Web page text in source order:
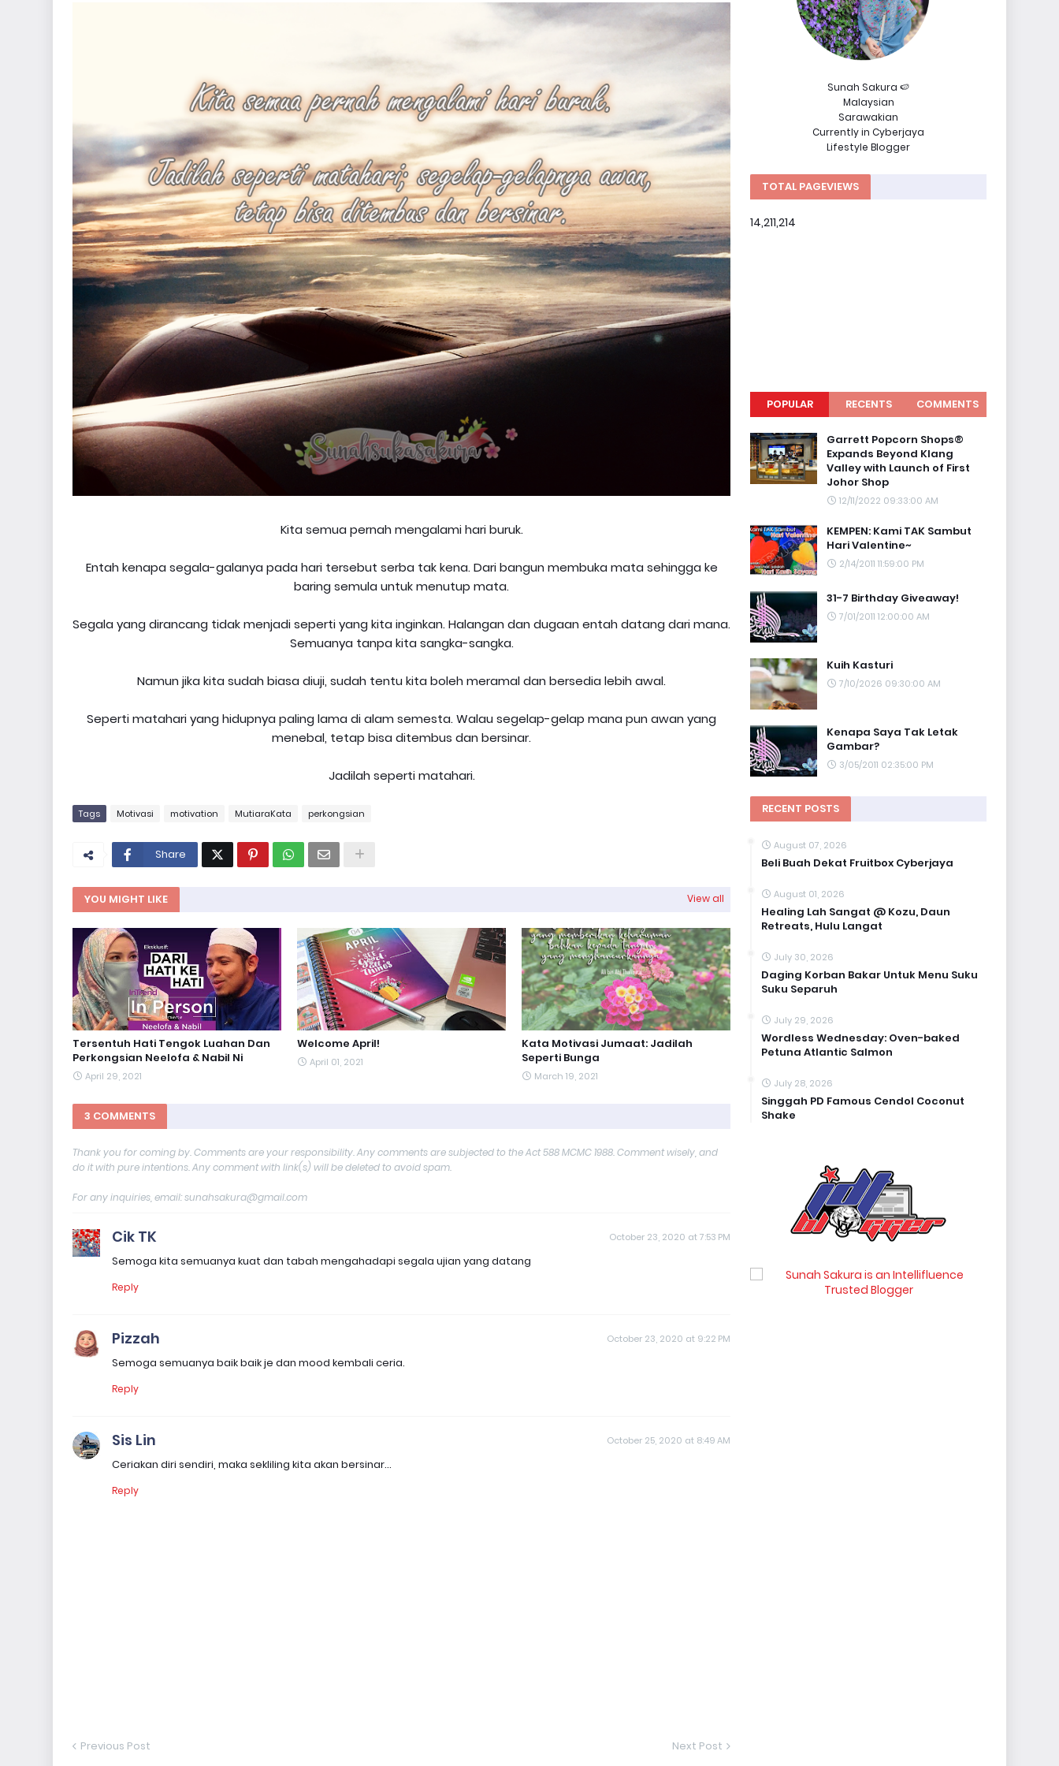
Kita semua pernah mengalami hari buruk.
Entah kenapa segala-galanya pada hari tersebut serba tak kena. Dari bangun membuka mata sehingga ke
baring semula untuk menutup mata.
Segala yang dirancang tidak menjadi seperti yang kita inginkan. Halangan dan dugaan entah datang dari mana.
Semuanya tanpa kita sangka-sangka.
Namun jika kita sudah biasa diuji, sudah tentu kita boleh meramal dan bersedia lebih awal.
Seperti matahari yang hidupnya paling lama di alam semesta. Walau segelap-gelap mana pun awan yang
menebal, tetap bisa ditembus dan bersinar.
Jadilah seperti matahari.
Tags Motivasi motivation MutiaraKata perkongsian
Share
YOU MIGHT LIKE View all
Tersentuh Hati Tengok Luahan Dan
Perkongsian Neelofa & Nabil Ni
April 29, 2021
Welcome April!
April 01, 2021
Kata Motivasi Jumaat: Jadilah
Seperti Bunga
March 19, 2021
3 COMMENTS
Thank you for coming by. Comments are your responsibility. Any comments are subjected to the Act 588 MCMC 1988. Comment wisely, and
do it with pure intentions. Any comment with link(s) will be deleted to avoid spam.
For any inquiries, email: sunahsakura@gmail.com
Cik TK October 23, 2020 at 7:53 PM
Semoga kita semuanya kuat dan tabah mengahadapi segala ujian yang datang
Reply
Pizzah October 23, 2020 at 9:22 PM
Semoga semuanya baik baik je dan mood kembali ceria.
Reply
Sis Lin October 25, 2020 at 8:49 AM
Ceriakan diri sendiri, maka sekliling kita akan bersinar...
Reply
Previous Post Next Post
Sunah Sakura 🍉
Malaysian
Sarawakian
Currently in Cyberjaya
Lifestyle Blogger
TOTAL PAGEVIEWS
14,211,214
POPULAR RECENTS COMMENTS
Garrett Popcorn Shops®
Expands Beyond Klang
Valley with Launch of First
Johor Shop
12/11/2022 09:33:00 AM
KEMPEN: Kami TAK Sambut
Hari Valentine~
2/14/2011 11:59:00 PM
31-7 Birthday Giveaway!
7/01/2011 12:00:00 AM
Kuih Kasturi
7/10/2026 09:30:00 AM
Kenapa Saya Tak Letak
Gambar?
3/05/2011 02:35:00 PM
RECENT POSTS
August 07, 2026
Beli Buah Dekat Fruitbox Cyberjaya
August 01, 2026
Healing Lah Sangat @ Kozu, Daun
Retreats, Hulu Langat
July 30, 2026
Daging Korban Bakar Untuk Menu Suku
Suku Separuh
July 29, 2026
Wordless Wednesday: Oven-baked
Petuna Atlantic Salmon
July 28, 2026
Singgah PD Famous Cendol Coconut
Shake